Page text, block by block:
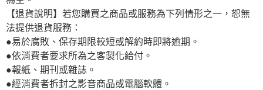
【退貨說明】若您購買之商品或服務為下列情形之一，恕無
法提供退貨服務：
●易於腐敗、保存期限較短或解約時即將逾期。
●依消費者要求所為之客製化給付。
●報紙、期刊或雜誌。
●經消費者拆封之影音商品或電腦軟體。